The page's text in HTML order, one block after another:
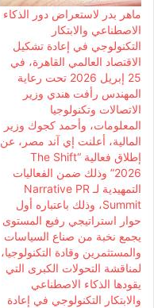
ماهر بدر لاستعراض دور الذكاء
الاصطناعي والابتكار
التكنولوجي في إعادة تشكيل
الاقتصاد العالمي القاهرة، في
25 إبريل 2026 تحت رعاية
المهندس رأفت هندي وزير
الاتصالات وتكنولوجيا
المعلومات، وأحمد كجوك وزير
المالية، أعلنت إي آند مصر، عن
إطلاق فعالية “The Shift
2026” وذلك ضمن الفعاليات
التمهيدية لـ Narrative PR
Summit، وذلك باعتباره أول
حوار استراتيجي رفيع المستوى
يجمع نخبة من صناع السياسات
والمستثمرين وقادة التكنولوجيا،
لمناقشة التحولات الكبرى التي
يقودها الذكاء الاصطناعي
والابتكار التكنولوجي في إعادة